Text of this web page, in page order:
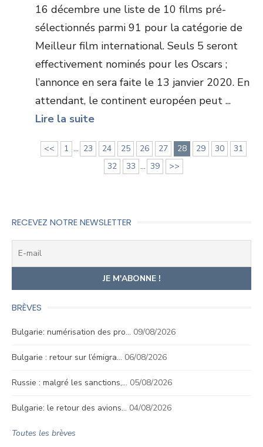
16 décembre une liste de 10 films pré-
sélectionnés parmi 91 pour la catégorie de
Meilleur film international. Seuls 5 seront
effectivement nominés pour les Oscars ;
l’annonce en sera faite le 13 janvier 2020. En
attendant, le continent européen peut ...
Lire la suite
<< 1 ... 23 24 25 26 27 28 29 30
31
32
33 ... 39 >>
RECEVEZ NOTRE NEWSLETTER
BRÈVES
Bulgarie: numérisation des pro… 09/08/2026
Bulgarie : retour sur l’émigra… 06/08/2026
Russie : malgré les sanctions,… 05/08/2026
Bulgarie: le retour des avions… 04/08/2026
Toutes les brèves